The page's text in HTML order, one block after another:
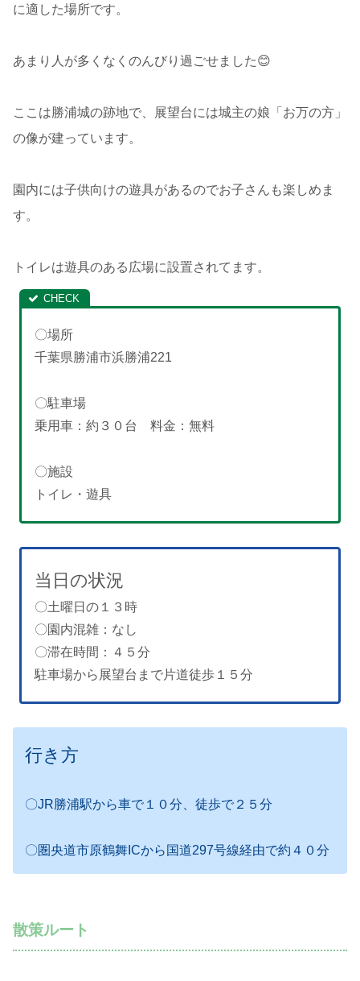
に適した場所です。
あまり人が多くなくのんびり過ごせました😊
ここは勝浦城の跡地で、展望台には城主の娘「お万の方」
の像が建っています。
園内には子供向けの遊具があるのでお子さんも楽しめま
す。
トイレは遊具のある広場に設置されてます。
〇場所
千葉県勝浦市浜勝浦221
〇駐車場
乗用車：約３０台 料金：無料
〇施設
トイレ・遊具
当日の状況
〇土曜日の１３時
〇園内混雑：なし
〇滞在時間：４５分
駐車場から展望台まで片道徒歩１５分
行き方
〇JR勝浦駅から車で１０分、徒歩で２５分
〇圏央道市原鶴舞ICから国道297号線経由で約４０分
散策ルート